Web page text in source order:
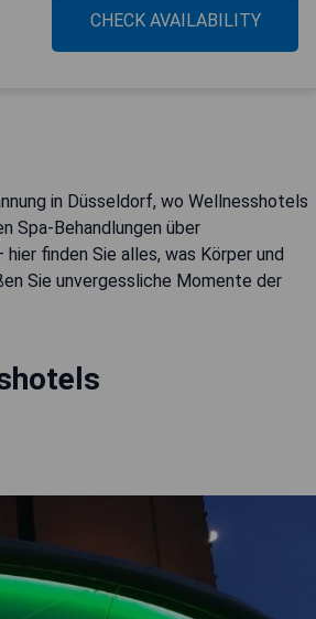
CHECK AVAILABILITY
in Düsseldorf, wo Wellnesshotels
Spa-Behandlungen über
finden Sie alles, was Körper und
Sie unvergessliche Momente der